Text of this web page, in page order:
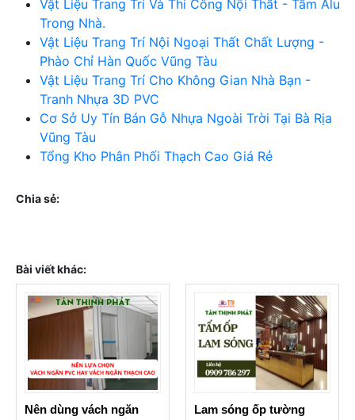
Vật Liệu Trang Trí Và Thi Công Nội Thất - Tấm Alu
Trong Nhà.
Vật Liệu Trang Trí Nội Ngoại Thất Chất Lượng -
Phào Chỉ Hàn Quốc Vũng Tàu
Vật Liệu Trang Trí Cho Không Gian Nhà Bạn -
Tranh Nhựa 3D PVC
Cơ Sở Uy Tín Bán Gỗ Nhựa Ngoài Trời Tại Bà Rịa
Vũng Tàu
Tổng Kho Phân Phối Thạch Cao Giá Rẻ
Chia sẻ:
Bài viết khác:
Nên dùng vách ngăn
Lam sóng ốp tường